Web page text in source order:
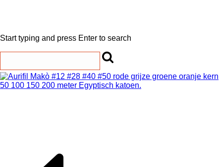
Start typing and press Enter to search